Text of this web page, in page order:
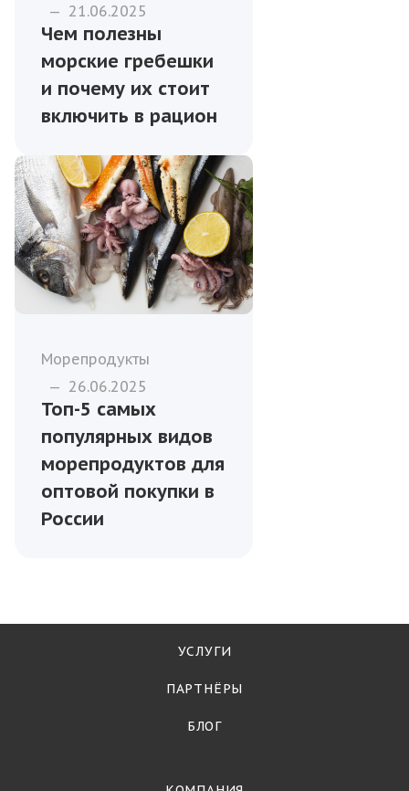
— 21.06.2025
Чем полезны
морские гребешки
и почему их стоит
включить в рацион
Морепродукты
— 26.06.2025
Топ-5 самых
популярных видов
морепродуктов для
оптовой покупки в
России
УСЛУГИ
ПАРТНЁРЫ
БЛОГ